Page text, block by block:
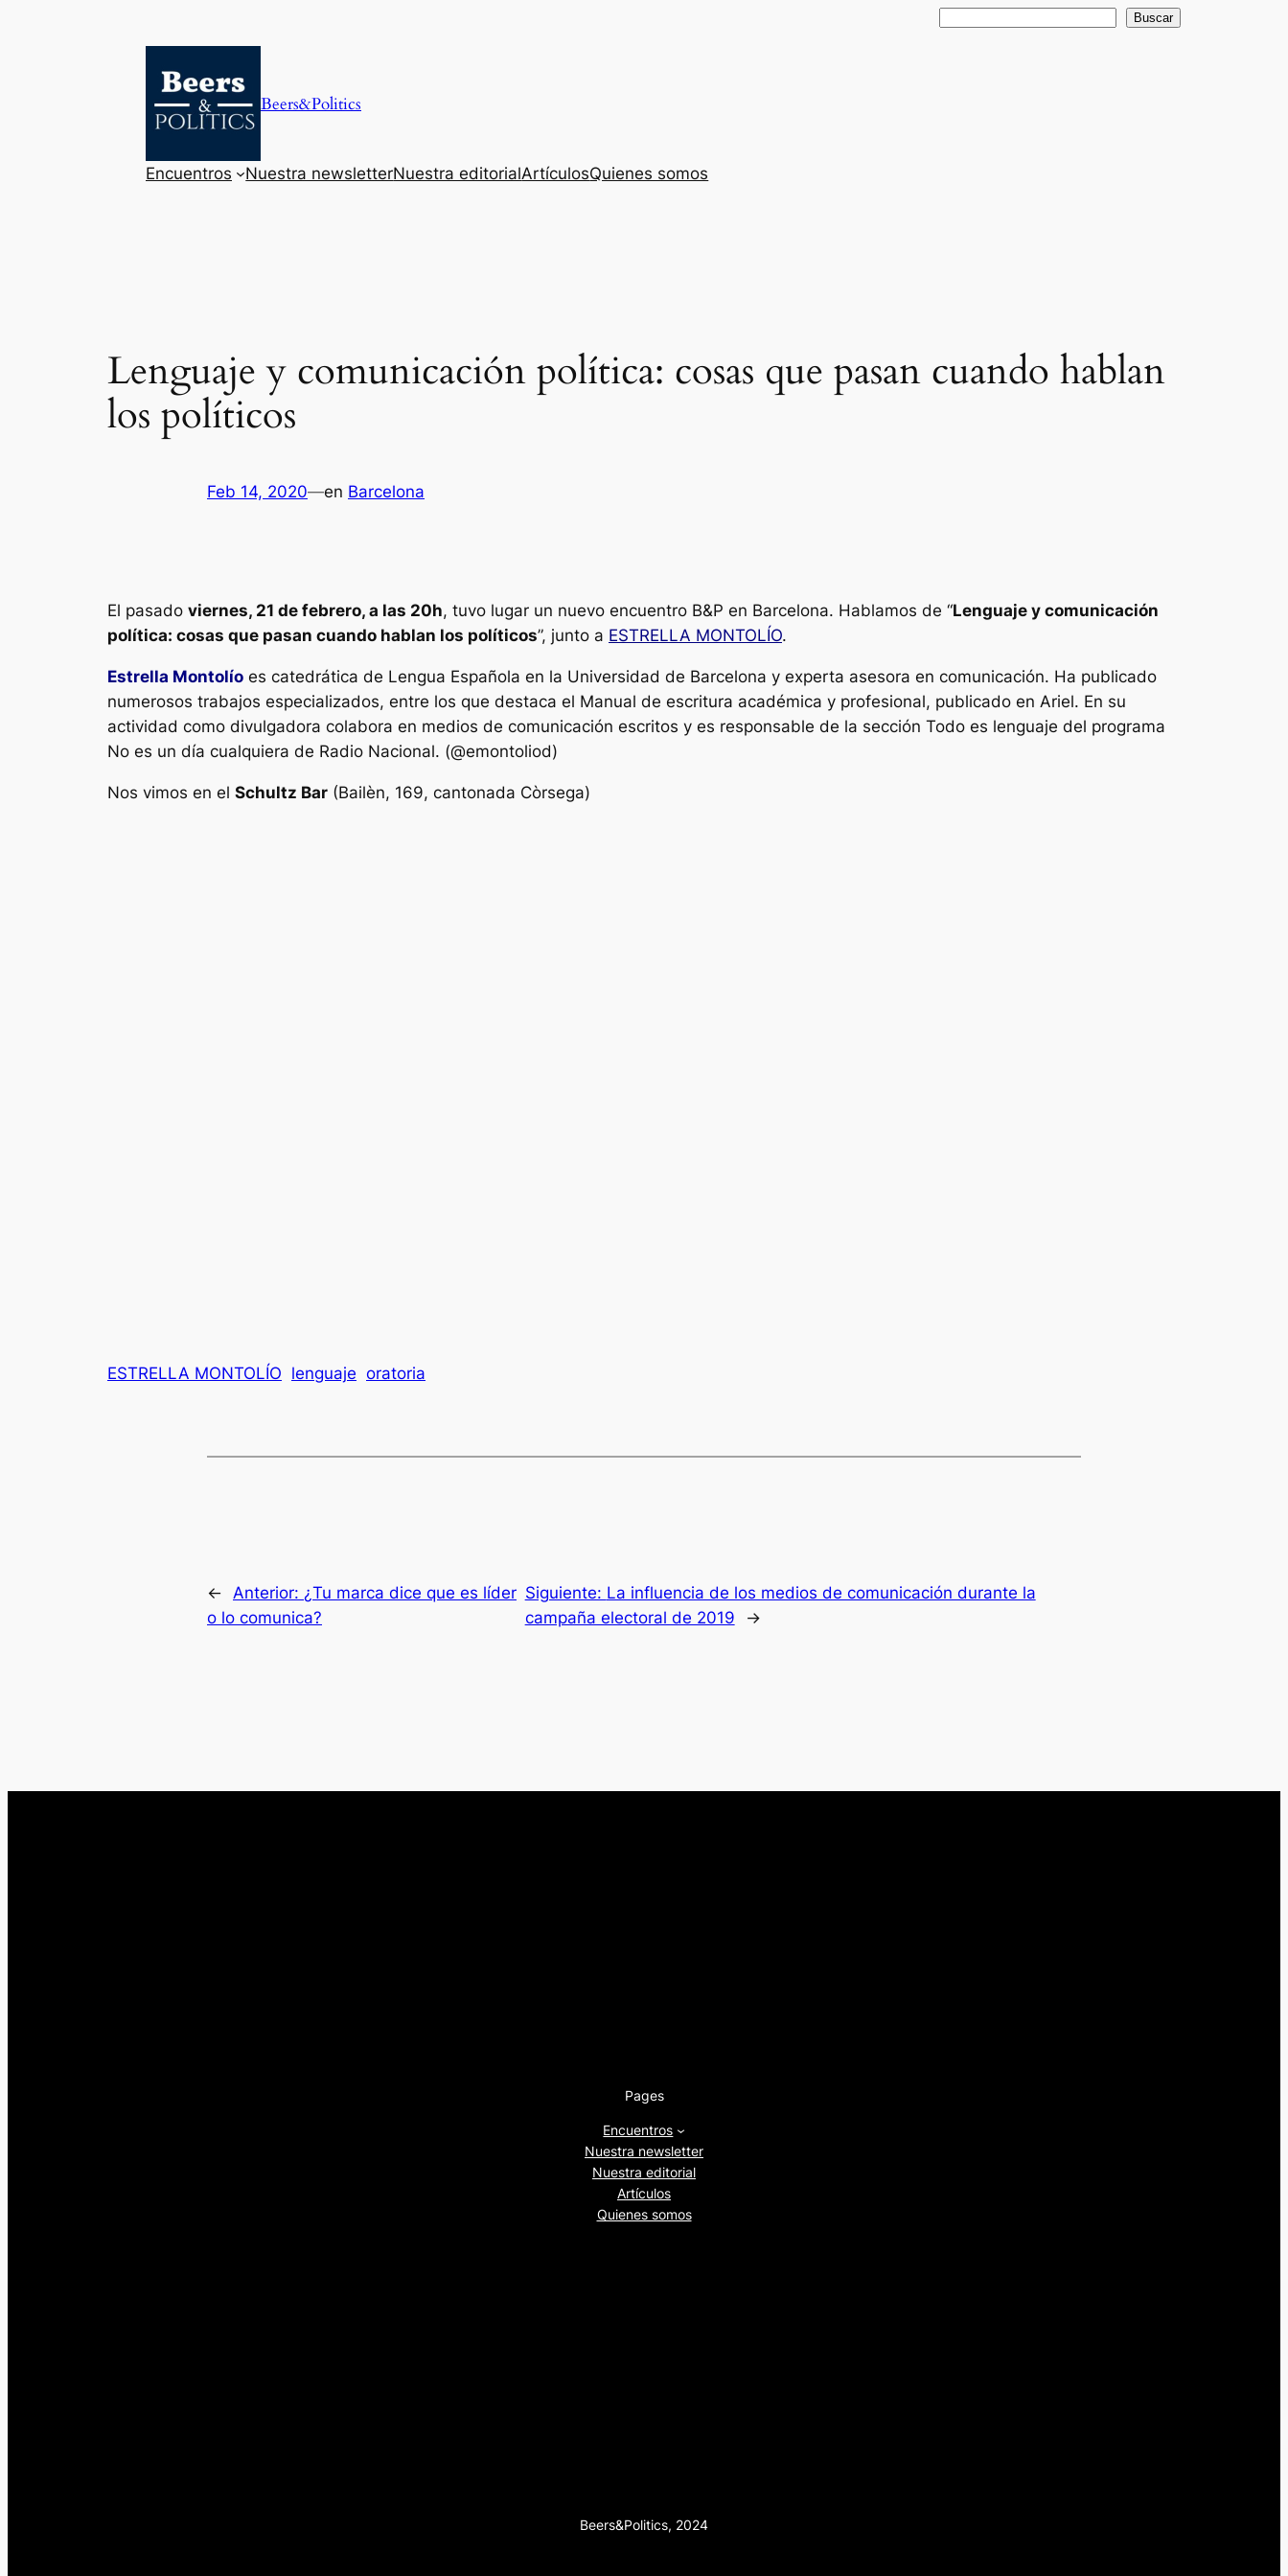
Buscar
Beers&Politics
Encuentros Nuestra newsletterNuestra editorialArtículosQuienes somos
Lenguaje y comunicación política: cosas que pasan cuando hablan
los políticos
Feb 14, 2020—en Barcelona
El pasado viernes, 21 de febrero, a las 20h, tuvo lugar un nuevo encuentro B&P en Barcelona. Hablamos de “Lenguaje y comunicación
política: cosas que pasan cuando hablan los políticos”, junto a ESTRELLA MONTOLÍO.
Estrella Montolío es catedrática de Lengua Española en la Universidad de Barcelona y experta asesora en comunicación. Ha publicado
numerosos trabajos especializados, entre los que destaca el Manual de escritura académica y profesional, publicado en Ariel. En su
actividad como divulgadora colabora en medios de comunicación escritos y es responsable de la sección Todo es lenguaje del programa
No es un día cualquiera de Radio Nacional. (@emontoliod)
Nos vimos en el Schultz Bar (Bailèn, 169, cantonada Còrsega)
ESTRELLA MONTOLÍO lenguaje oratoria
← Anterior: ¿Tu marca dice que es líder
o lo comunica?
Siguiente: La influencia de los medios de comunicación durante la
campaña electoral de 2019
→
Pages
Encuentros
Nuestra newsletter
Nuestra editorial
Artículos
Quienes somos
Beers&Politics, 2024